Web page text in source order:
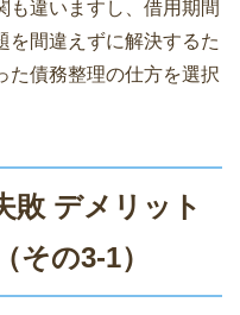
も違いますし、借用期間
を間違えずに解決するた
た債務整理の仕方を選択
敗 デメリット
その3-1）